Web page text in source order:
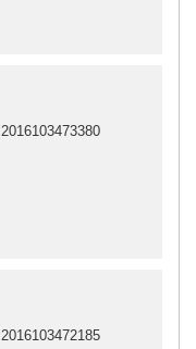
2016103473380
2016103472185